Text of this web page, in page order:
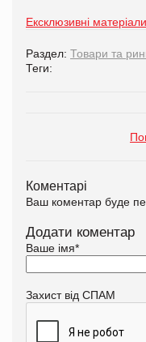
Ексклюзивні
Раздел: Товари та
Теги:
Коментарі
Ваш коментар буде
Додати коментар
Ваше імя*
Захист від СПАМ